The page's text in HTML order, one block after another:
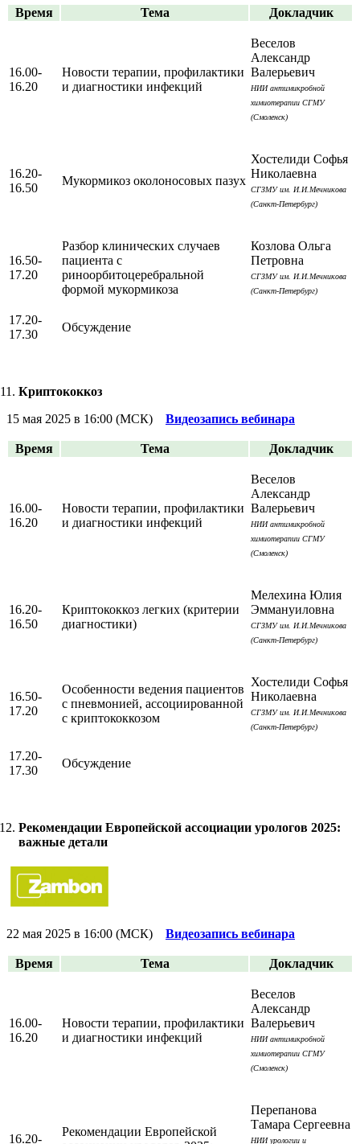
Время Тема Докладчик
16.00-
16.20
Новости терапии, профилактики
и диагностики инфекций
Веселов
Александр
Валерьевич
НИИ антимикробной
химиотерапии СГМУ
(Смоленск)
16.20-
16.50
Мукормикоз околоносовых пазух
Хостелиди Софья
Николаевна
СГЗМУ им. И.И.Мечникова
(Санкт-Петербург)
16.50-
17.20
Разбор клинических случаев
пациента с
риноорбитоцеребральной
формой мукормикоза
Козлова Ольга
Петровна
СГЗМУ им. И.И.Мечникова
(Санкт-Петербург)
17.20-
17.30
Обсуждение
Криптококкоз
15 мая 2025 в 16:00 (МСК) Видеозапись вебинара
Время Тема Докладчик
16.00-
16.20
Новости терапии, профилактики
и диагностики инфекций
Веселов
Александр
Валерьевич
НИИ антимикробной
химиотерапии СГМУ
(Смоленск)
16.20-
16.50
Криптококкоз легких (критерии
диагностики)
Мелехина Юлия
Эммануиловна
СГЗМУ им. И.И.Мечникова
(Санкт-Петербург)
16.50-
17.20
Особенности ведения пациентов
с пневмонией, ассоциированной
с криптококкозом
Хостелиди Софья
Николаевна
СГЗМУ им. И.И.Мечникова
(Санкт-Петербург)
17.20-
17.30
Обсуждение
Рекомендации Европейской ассоциации урологов 2025:
важные детали
22 мая 2025 в 16:00 (МСК) Видеозапись вебинара
Время Тема Докладчик
16.00-
16.20
Новости терапии, профилактики
и диагностики инфекций
Веселов
Александр
Валерьевич
НИИ антимикробной
химиотерапии СГМУ
(Смоленск)
16.20-
Рекомендации Европейской
Перепанова
Тамара Сергеевна
НИИ урологии и